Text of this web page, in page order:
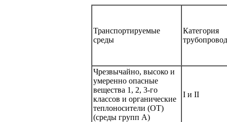
Транспортируемые
среды
Категория
Чрезвычайно, высоко и
умеренно опасные
вещества 1, 2, 3-го
классов и органические
теплоносители (ОТ)
(среды групп А)
I и II